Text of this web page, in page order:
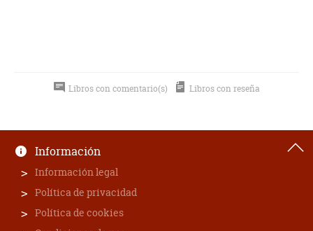
Libros con comentario(s) Libros con reseña
Información
Información legal
Política de privacidad
Política de cookies